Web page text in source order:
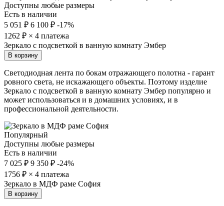
Доступны любые размеры
Есть в наличии
5 051 ₽ 6 100 ₽ -17%
1262 ₽ × 4 платежа
Зеркало с подсветкой в ванную комнату Эмбер
В корзину
Светодиодная лента по бокам отражающего полотна - гарант
ровного света, не искажающего объекты. Поэтому изделие
Зеркало с подсветкой в ванную комнату Эмбер популярно и
может использоваться и в домашних условиях, и в
профессиональной деятельности.
Популярный
Доступны любые размеры
Есть в наличии
7 025 ₽ 9 350 ₽ -24%
1756 ₽ × 4 платежа
Зеркало в МДФ раме София
В корзину